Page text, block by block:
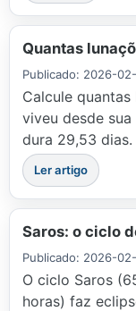
Quantas
Publicado: 2026-
Calcule
viveu desde
dura 29,53 dias.
Ler artigo
Saros: o ciclo
Publicado: 2026-
O ciclo Saros
horas) faz